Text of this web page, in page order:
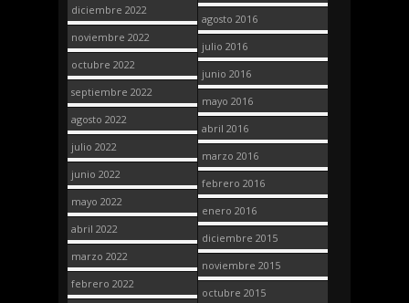
diciembre 2022
noviembre 2022
octubre 2022
septiembre 2022
agosto 2022
julio 2022
junio 2022
mayo 2022
abril 2022
marzo 2022
febrero 2022
agosto 2016
julio 2016
junio 2016
mayo 2016
abril 2016
marzo 2016
febrero 2016
enero 2016
diciembre 2015
noviembre 2015
octubre 2015